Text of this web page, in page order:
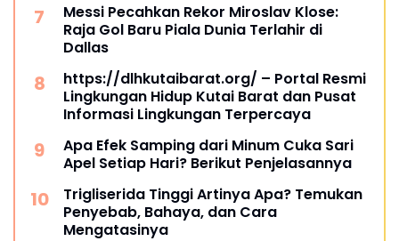
Messi Pecahkan Rekor Miroslav Klose:
Raja Gol Baru Piala Dunia Terlahir di
Dallas
https://dlhkutaibarat.org/ – Portal Resmi
Lingkungan Hidup Kutai Barat dan Pusat
Informasi Lingkungan Terpercaya
Apa Efek Samping dari Minum Cuka Sari
Apel Setiap Hari? Berikut Penjelasannya
Trigliserida Tinggi Artinya Apa? Temukan
Penyebab, Bahaya, dan Cara
Mengatasinya